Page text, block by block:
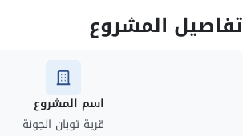
تفاصيل المشروع
اسم المشروع
قرية توبان الجونة